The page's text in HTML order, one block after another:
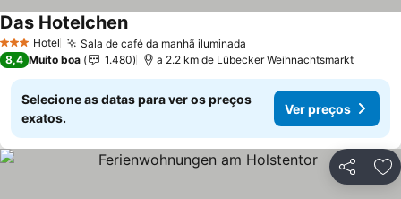
3 EstrelasHotel Sala de café da manhã iluminada
Das Hotelchen
8,4 Muito boa 1.480 a 2.2 km de Lübecker Weihnachtsmarkt
Selecione as datas para ver os preços
exatos.
Ver preços
Partilhar